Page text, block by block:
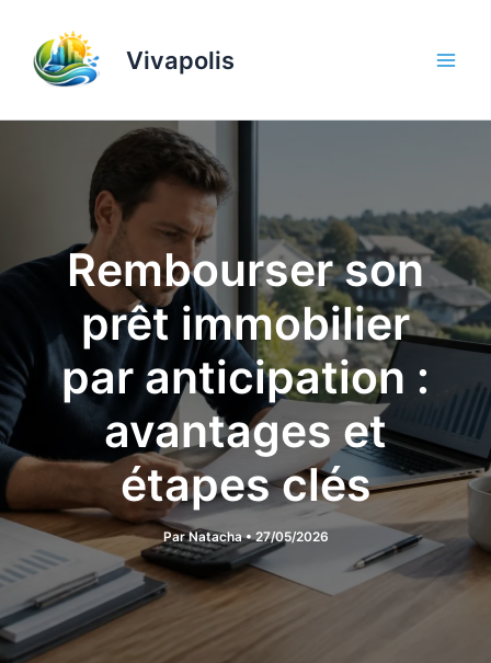
contenu
Vivapolis
Rembourser son
prêt immobilier
par anticipation :
avantages et
étapes clés
ParNatacha•27/05/2026